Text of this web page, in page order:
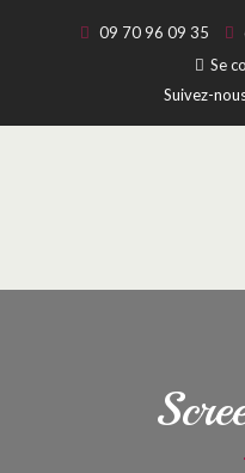
09 70 96 09 35
Se
Suivez-